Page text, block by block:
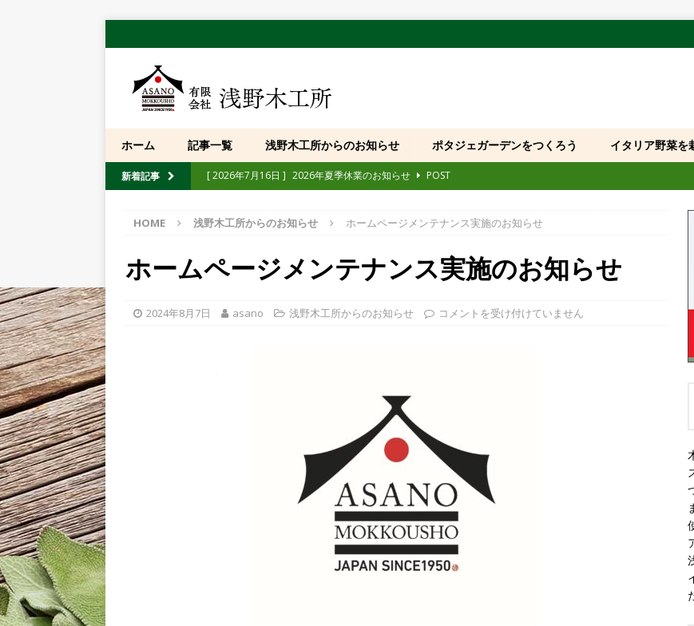
ホーム 記事一覧 浅野木工所からのお知らせ ポタジェガーデンをつくろう イタリア野菜を
新着記事 [ 2026年7月16日 ] 2026年夏季休業のお知らせ
POST
[ 2026年6月30日 ] 「忍者熊手」純国産モデル発売および品番・JANコード変更のお知らせ
[ 2026年5月12日 ]
【イベント】「全国みどりと花のフェアかつしか・サカセみらいの花たち」に出展い
POST
[ 2026年4月10日 ] 【イベント】「第8回 花友フェスタ」に出展いたします
POST
HOME 浅野木工所からのお知らせ ホームページメンテナンス実施のお知らせ
ホームページメンテナンス実施のお知らせ
2024年8月7日 asano 浅野木工所からのお知らせ コメントを受け付けていません